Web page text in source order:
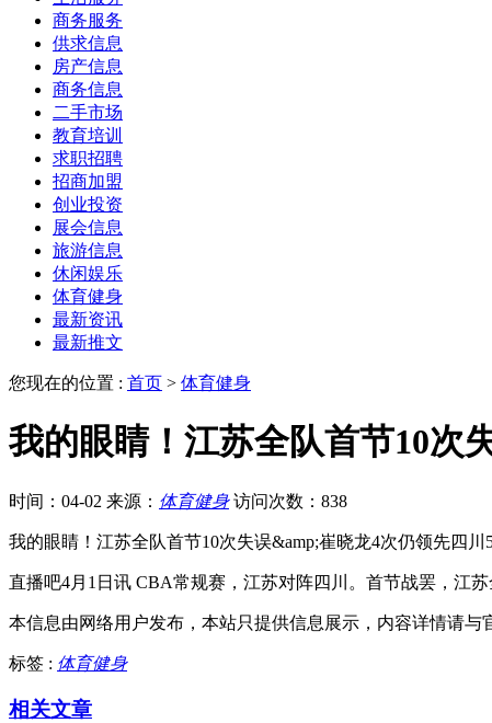
商务服务
供求信息
房产信息
商务信息
二手市场
教育培训
求职招聘
招商加盟
创业投资
展会信息
旅游信息
休闲娱乐
体育健身
最新资讯
最新推文
您现在的位置 : 首页 > 体育健身
我的眼睛！江苏全队首节10次
时间：04-02 来源： 体育健身 访问次数：838
我的眼睛！江苏全队首节10次失误&amp;崔晓龙4次仍领先四川
直播吧4月1日讯 CBA常规赛，江苏对阵四川。首节战罢，江
本信息由网络用户发布， 本站只提供信息展示，内容详情请与
标签 : 体育健身
相关文章